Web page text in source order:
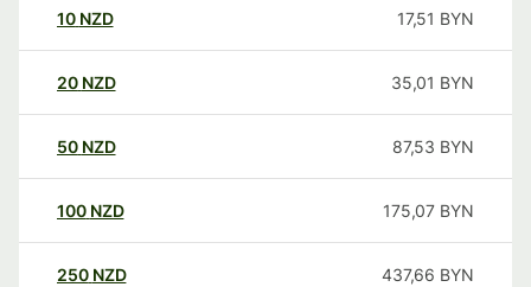
10 NZD 17,51 BYN
20 NZD 35,01 BYN
50 NZD 87,53 BYN
100 NZD 175,07 BYN
250 NZD 437,66 BYN